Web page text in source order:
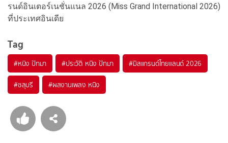
รนด์อินเตอร์เนชั่นแนล 2026 (Miss Grand International 2026)
ที่ประเทศอินเดีย
Tag
#หนิง ปัทมา #ประวัติ หนิง ปัทมา #มิสแกรนด์ไทยแลนด์ 2026
#ชลุบรี #ผลงานเพลง หนิง